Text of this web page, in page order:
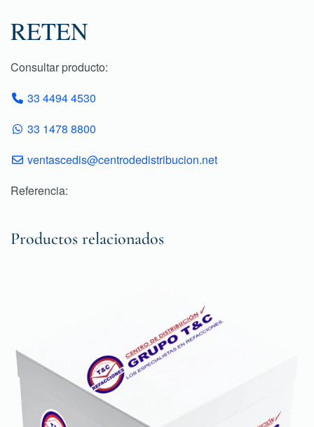
RETEN
Consultar producto:
33 4494 4530
33 1478 8800
ventascedis@centrodedistribucion.net
Referencia:
Productos relacionados